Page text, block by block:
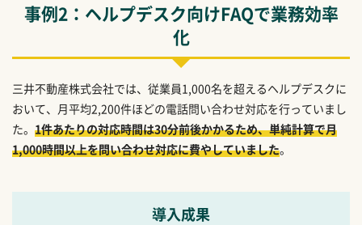
事例2：ヘルプデスク向けFAQで業務効率
化
三井不動産株式会社では、従業員1,000名を超えるヘルプデスクに
おいて、月平均2,200件ほどの電話問い合わせ対応を行っていまし
た。 1件あたりの対応時間は30分前後かかるため、単純計算で月
1,000時間以上を問い合わせ対応に費やしていました。
導入成果